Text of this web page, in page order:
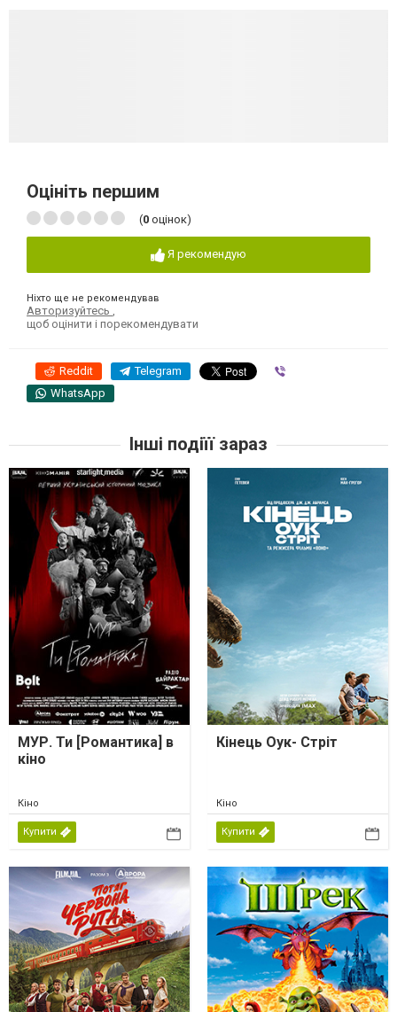
Оцініть першим
(0 оцінок)
Я рекомендую
Ніхто ще не рекомендував
Авторизуйтесь
щоб оцінити і порекомендувати
Reddit Telegram
WhatsApp
Інші подіїї зараз
МУР. Ти [Романтика] в
кіно
Кіно
Купити
Кінець Оук- Стріт
Кіно
Купити